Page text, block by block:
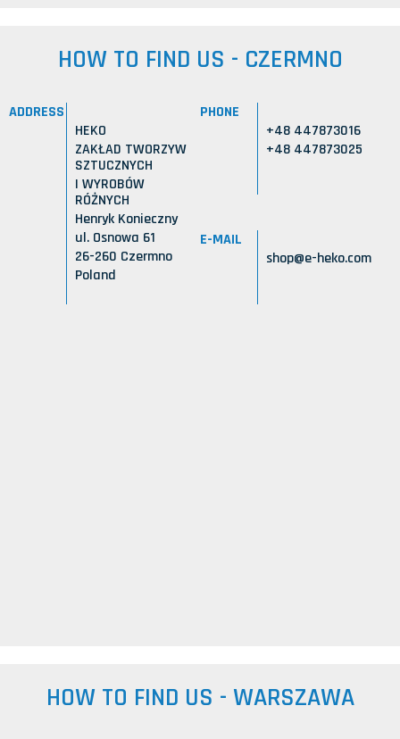
HOW TO FIND US - CZERMNO
ADDRESS
HEKO
ZAKŁAD TWORZYW
SZTUCZNYCH
I WYROBÓW
RÓŻNYCH
Henryk Konieczny
ul. Osnowa 61
26-260 Czermno
Poland
PHONE
+48 447873016
+48 447873025
E-MAIL
shop@e-heko.com
HOW TO FIND US - WARSZAWA